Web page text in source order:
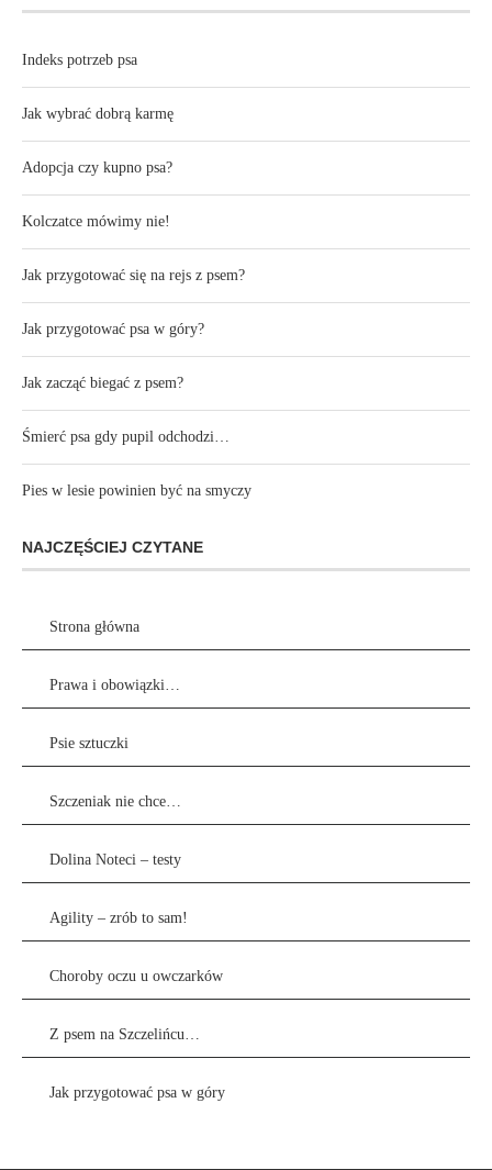
Indeks potrzeb psa
Jak wybrać dobrą karmę
Adopcja czy kupno psa?
Kolczatce mówimy nie!
Jak przygotować się na rejs z psem?
Jak przygotować psa w góry?
Jak zacząć biegać z psem?
Śmierć psa gdy pupil odchodzi…
Pies w lesie powinien być na smyczy
NAJCZĘŚCIEJ CZYTANE
Strona główna
Prawa i obowiązki…
Psie sztuczki
Szczeniak nie chce…
Dolina Noteci – testy
Agility – zrób to sam!
Choroby oczu u owczarków
Z psem na Szczelińcu…
Jak przygotować psa w góry